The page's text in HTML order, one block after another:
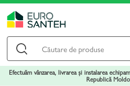
Efectuăm vânzarea, livrarea și instalarea
Republică